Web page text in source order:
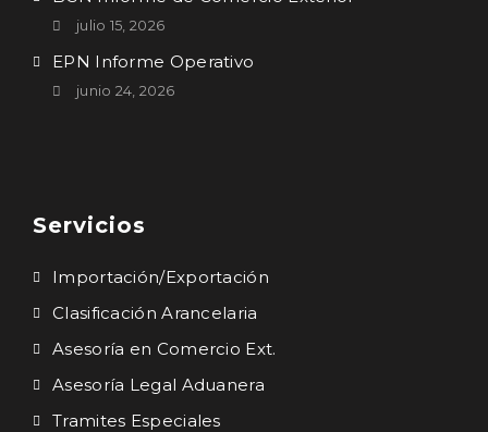
julio 15, 2026
EPN Informe Operativo
junio 24, 2026
Servicios
Importación/Exportación
Clasificación Arancelaria
Asesoría en Comercio Ext.
Asesoría Legal Aduanera
Tramites Especiales